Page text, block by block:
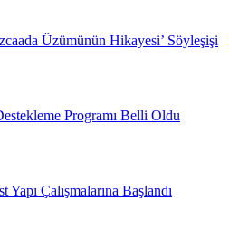
Üzümünün Hikayesi’ Söyleşişi
Programı Belli Oldu
Yapı Çalışmalarına Başlandı